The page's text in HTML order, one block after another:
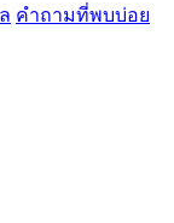
คำถามที่พบบ่อย